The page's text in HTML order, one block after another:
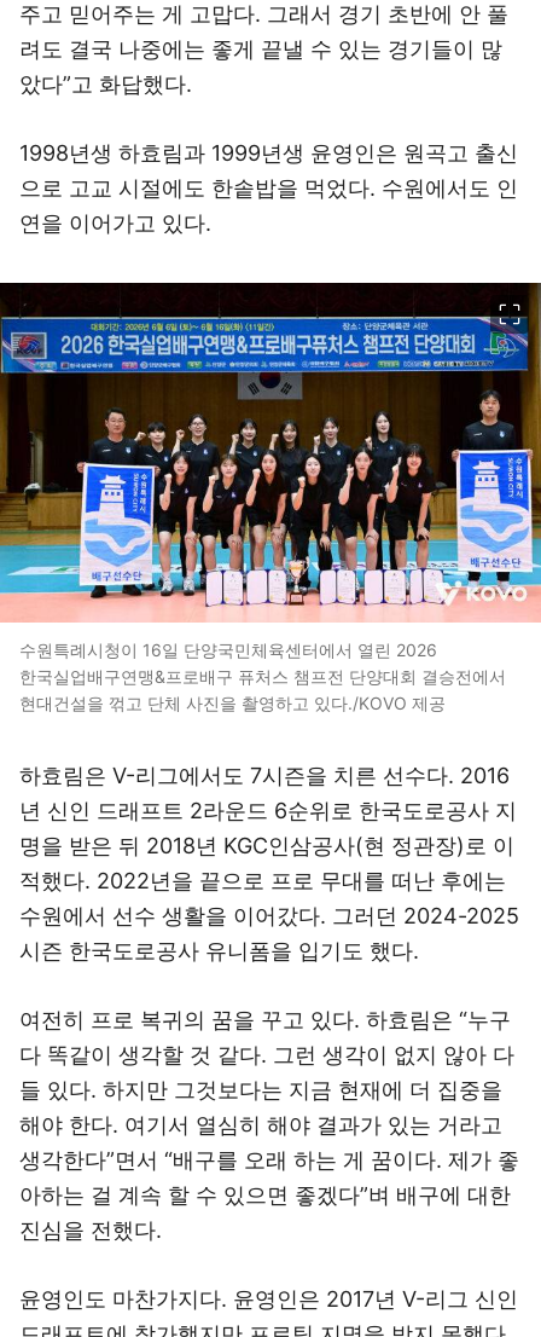
주고 믿어주는 게 고맙다. 그래서 경기 초반에 안 풀
려도 결국 나중에는 좋게 끝낼 수 있는 경기들이 많
았다”고 화답했다.
1998년생 하효림과 1999년생 윤영인은 원곡고 출신
으로 고교 시절에도 한솥밥을 먹었다. 수원에서도 인
연을 이어가고 있다.
수원특례시청이 16일 단양국민체육센터에서 열린 2026
한국실업배구연맹&프로배구 퓨처스 챔프전 단양대회 결승전에서
현대건설을 꺾고 단체 사진을 촬영하고 있다./KOVO 제공
하효림은 V-리그에서도 7시즌을 치른 선수다. 2016
년 신인 드래프트 2라운드 6순위로 한국도로공사 지
명을 받은 뒤 2018년 KGC인삼공사(현 정관장)로 이
적했다. 2022년을 끝으로 프로 무대를 떠난 후에는
수원에서 선수 생활을 이어갔다. 그러던 2024-2025
시즌 한국도로공사 유니폼을 입기도 했다.
여전히 프로 복귀의 꿈을 꾸고 있다. 하효림은 “누구
다 똑같이 생각할 것 같다. 그런 생각이 없지 않아 다
들 있다. 하지만 그것보다는 지금 현재에 더 집중을
해야 한다. 여기서 열심히 해야 결과가 있는 거라고
생각한다”면서 “배구를 오래 하는 게 꿈이다. 제가 좋
아하는 걸 계속 할 수 있으면 좋겠다”벼 배구에 대한
진심을 전했다.
윤영인도 마찬가지다. 윤영인은 2017년 V-리그 신인